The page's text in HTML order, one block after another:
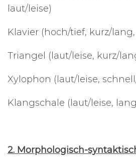
laut/leise)
Klavier (hoch/tief, kurz/
Triangel (laut/leise, kurz/
Xylophon (laut/leise,
Klangschale (laut/leise,
2. Morphologisch-